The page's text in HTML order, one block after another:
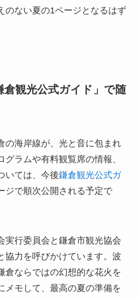
のない夏の1ページとなるはず
倉観光公式ガイド」で随
の海岸線が、光と音に包まれ
グラムや有料観覧席の情報、
いては、今後鎌倉観光公式ガ
ジで順次公開される予定で
実行委員会と鎌倉市観光協会
協力を呼びかけています。波
倉ならではの幻想的な花火を
メモして、最高の夏の準備を